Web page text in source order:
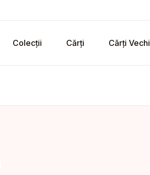
Colecții Cărți Cărți Vechi